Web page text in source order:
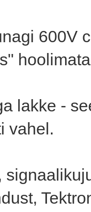
600V
lakke -
vahel.